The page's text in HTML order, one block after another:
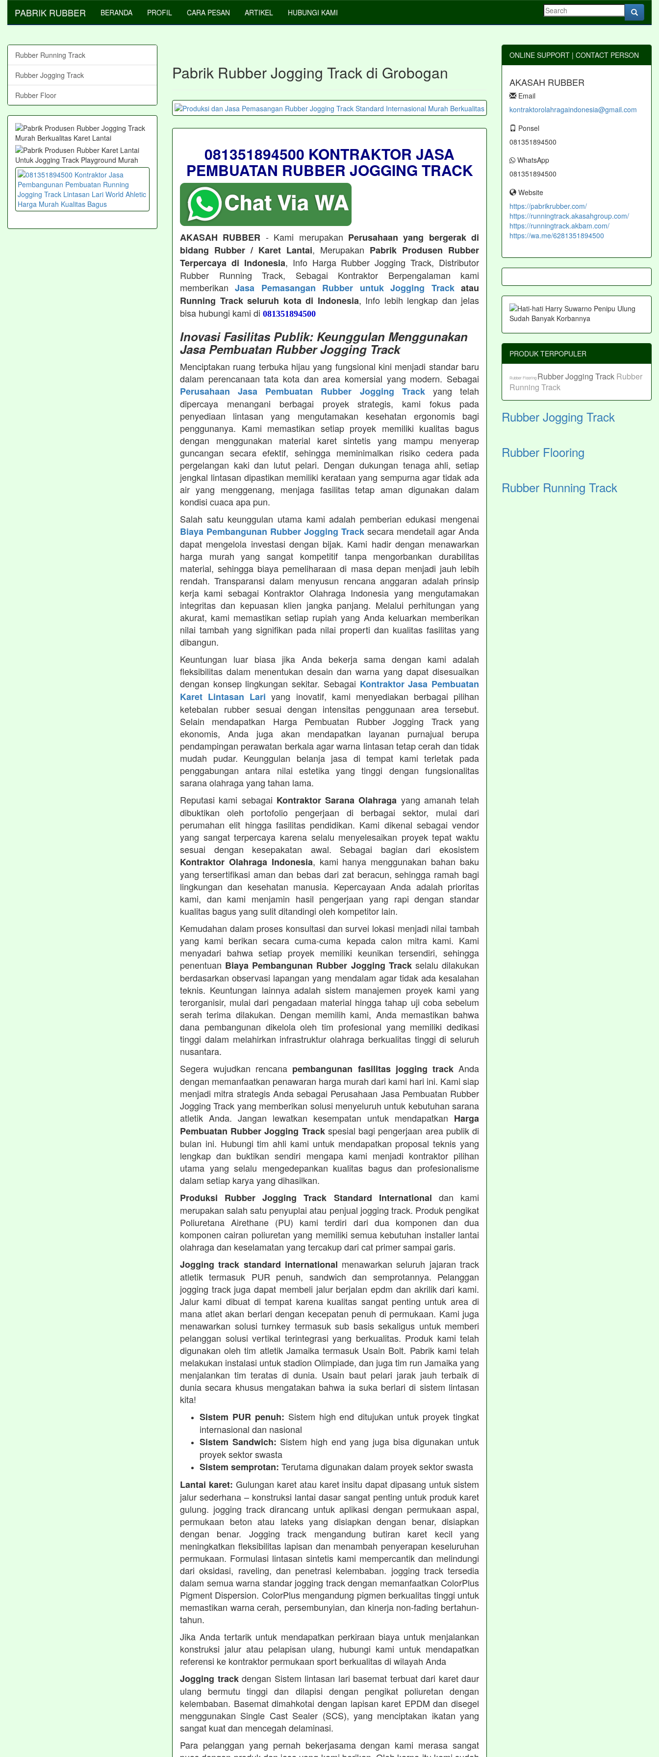
PABRIK RUBBER BERANDA PROFIL CARA PESAN ARTIKEL HUBUNGI KAMI
Pabrik Rubber Jogging Track di Grobogan
081351894500 KONTRAKTOR JASA
PEMBUATAN RUBBER JOGGING TRACK
AKASAH RUBBER - Kami merupakan Perusahaan yang bergerak di
bidang Rubber / Karet Lantai, Merupakan Pabrik Produsen Rubber
Terpercaya di Indonesia, Info Harga Rubber Jogging Track, Distributor
Rubber Running Track, Sebagai Kontraktor Berpengalaman kami
memberikanJasa Pemasangan Rubber untuk Jogging Trackatau
Running Track seluruh kota di Indonesia, Info lebih lengkap dan jelas
bisa hubungi kami di 081351894500
Inovasi Fasilitas Publik: Keunggulan Menggunakan
Jasa Pembuatan Rubber Jogging Track
Menciptakan ruang terbuka hijau yang fungsional kini menjadi standar baru
dalam perencanaan tata kota dan area komersial yang modern. Sebagai
Perusahaan Jasa Pembuatan Rubber Jogging Trackyang telah
dipercaya menangani berbagai proyek strategis, kami fokus pada
penyediaan lintasan yang mengutamakan kesehatan ergonomis bagi
penggunanya. Kami memastikan setiap proyek memiliki kualitas bagus
dengan menggunakan material karet sintetis yang mampu menyerap
guncangan secara efektif, sehingga meminimalkan risiko cedera pada
pergelangan kaki dan lutut pelari. Dengan dukungan tenaga ahli, setiap
jengkal lintasan dipastikan memiliki kerataan yang sempurna agar tidak ada
air yang menggenang, menjaga fasilitas tetap aman digunakan dalam
kondisi cuaca apa pun.
Salah satu keunggulan utama kami adalah pemberian edukasi mengenai
Biaya Pembangunan Rubber Jogging Track secara mendetail agar Anda
dapat mengelola investasi dengan bijak. Kami hadir dengan menawarkan
harga murah yang sangat kompetitif tanpa mengorbankan durabilitas
material, sehingga biaya pemeliharaan di masa depan menjadi jauh lebih
rendah. Transparansi dalam menyusun rencana anggaran adalah prinsip
kerja kami sebagai Kontraktor Olahraga Indonesia yang mengutamakan
integritas dan kepuasan klien jangka panjang. Melalui perhitungan yang
akurat, kami memastikan setiap rupiah yang Anda keluarkan memberikan
nilai tambah yang signifikan pada nilai properti dan kualitas fasilitas yang
dibangun.
Keuntungan luar biasa jika Anda bekerja sama dengan kami adalah
fleksibilitas dalam menentukan desain dan warna yang dapat disesuaikan
dengan konsep lingkungan sekitar. Sebagai Kontraktor Jasa Pembuatan
Karet Lintasan Lari yang inovatif, kami menyediakan berbagai pilihan
ketebalan rubber sesuai dengan intensitas penggunaan area tersebut.
Selain mendapatkan Harga Pembuatan Rubber Jogging Track yang
ekonomis, Anda juga akan mendapatkan layanan purnajual berupa
pendampingan perawatan berkala agar warna lintasan tetap cerah dan tidak
mudah pudar. Keunggulan belanja jasa di tempat kami terletak pada
penggabungan antara nilai estetika yang tinggi dengan fungsionalitas
sarana olahraga yang tahan lama.
Reputasi kami sebagai Kontraktor Sarana Olahraga yang amanah telah
dibuktikan oleh portofolio pengerjaan di berbagai sektor, mulai dari
perumahan elit hingga fasilitas pendidikan. Kami dikenal sebagai vendor
yang sangat terpercaya karena selalu menyelesaikan proyek tepat waktu
sesuai dengan kesepakatan awal. Sebagai bagian dari ekosistem
Kontraktor Olahraga Indonesia, kami hanya menggunakan bahan baku
yang tersertifikasi aman dan bebas dari zat beracun, sehingga ramah bagi
lingkungan dan kesehatan manusia. Kepercayaan Anda adalah prioritas
kami, dan kami menjamin hasil pengerjaan yang rapi dengan standar
kualitas bagus yang sulit ditandingi oleh kompetitor lain.
Kemudahan dalam proses konsultasi dan survei lokasi menjadi nilai tambah
yang kami berikan secara cuma-cuma kepada calon mitra kami. Kami
menyadari bahwa setiap proyek memiliki keunikan tersendiri, sehingga
penentuan Biaya Pembangunan Rubber Jogging Trackselalu dilakukan
berdasarkan observasi lapangan yang mendalam agar tidak ada kesalahan
teknis. Keuntungan lainnya adalah sistem manajemen proyek kami yang
terorganisir, mulai dari pengadaan material hingga tahap uji coba sebelum
serah terima dilakukan. Dengan memilih kami, Anda memastikan bahwa
dana pembangunan dikelola oleh tim profesional yang memiliki dedikasi
tinggi dalam melahirkan infrastruktur olahraga berkualitas tinggi di seluruh
nusantara.
Segera wujudkan rencana pembangunan fasilitas jogging trackAnda
dengan memanfaatkan penawaran harga murah dari kami hari ini. Kami siap
menjadi mitra strategis Anda sebagai Perusahaan Jasa Pembuatan Rubber
Jogging Track yang memberikan solusi menyeluruh untuk kebutuhan sarana
atletik Anda. Jangan lewatkan kesempatan untuk mendapatkan Harga
Pembuatan Rubber Jogging Trackspesial bagi pengerjaan area publik di
bulan ini. Hubungi tim ahli kami untuk mendapatkan proposal teknis yang
lengkap dan buktikan sendiri mengapa kami menjadi kontraktor pilihan
utama yang selalu mengedepankan kualitas bagus dan profesionalisme
dalam setiap karya yang dihasilkan.
Produksi Rubber Jogging Track Standard International dan kami
merupakan salah satu penyuplai atau penjual jogging track. Produk pengikat
Poliuretana Airethane (PU) kami terdiri dari dua komponen dan dua
komponen cairan poliuretan yang memiliki semua kebutuhan installer lantai
olahraga dan keselamatan yang tercakup dari cat primer sampai garis.
Jogging track standard international menawarkan seluruh jajaran track
atletik termasuk PUR penuh, sandwich dan semprotannya. Pelanggan
jogging track juga dapat membeli jalur berjalan epdm dan akrilik dari kami.
Jalur kami dibuat di tempat karena kualitas sangat penting untuk area di
mana atlet akan berlari dengan kecepatan penuh di permukaan. Kami juga
menawarkan solusi turnkey termasuk sub basis sekaligus untuk memberi
pelanggan solusi vertikal terintegrasi yang berkualitas. Produk kami telah
digunakan oleh tim atletik Jamaika termasuk Usain Bolt. Pabrik kami telah
melakukan instalasi untuk stadion Olimpiade, dan juga tim run Jamaika yang
menjalankan tim teratas di dunia. Usain baut pelari jarak jauh terbaik di
dunia secara khusus mengatakan bahwa ia suka berlari di sistem lintasan
kita!
Sistem PUR penuh: Sistem high end ditujukan untuk proyek tingkat
internasional dan nasional
Sistem Sandwich: Sistem high end yang juga bisa digunakan untuk
proyek sektor swasta
Sistem semprotan: Terutama digunakan dalam proyek sektor swasta
Lantai karet: Gulungan karet atau karet insitu dapat dipasang untuk sistem
jalur sederhana – konstruksi lantai dasar sangat penting untuk produk karet
gulung. jogging track dirancang untuk aplikasi dengan permukaan aspal,
permukaan beton atau lateks yang disiapkan dengan benar, disiapkan
dengan benar. Jogging track mengandung butiran karet kecil yang
meningkatkan fleksibilitas lapisan dan menambah penyerapan keseluruhan
permukaan. Formulasi lintasan sintetis kami mempercantik dan melindungi
dari oksidasi, raveling, dan penetrasi kelembaban. jogging track tersedia
dalam semua warna standar jogging track dengan memanfaatkan ColorPlus
Pigment Dispersion. ColorPlus mengandung pigmen berkualitas tinggi untuk
memastikan warna cerah, persembunyian, dan kinerja non-fading bertahun-
tahun.
Jika Anda tertarik untuk mendapatkan perkiraan biaya untuk menjalankan
konstruksi jalur atau pelapisan ulang, hubungi kami untuk mendapatkan
referensi ke kontraktor permukaan sport berkualitas di wilayah Anda
Jogging trackdengan Sistem lintasan lari basemat terbuat dari karet daur
ulang bermutu tinggi dan dilapisi dengan pengikat poliuretan dengan
kelembaban. Basemat dimahkotai dengan lapisan karet EPDM dan disegel
menggunakan Single Cast Sealer (SCS), yang menciptakan ikatan yang
sangat kuat dan mencegah delaminasi.
Para pelanggan yang pernah bekerjasama dengan kami merasa sangat
Rubber Running Track
Rubber Jogging Track
Rubber Floor
ONLINE SUPPORT | CONTACT PERSON
AKASAH RUBBER
Email
kontraktorolahragaindonesia@gmail.com
Ponsel
081351894500
WhatsApp
081351894500
Website
https://pabrikrubber.com/
https://runningtrack.akasahgroup.com/
https://runningtrack.akbam.com/
https://wa.me/6281351894500
PRODUK TERPOPULER
Rubber Flooring Rubber Jogging Track Rubber
Running Track
Rubber Jogging Track
Rubber Flooring
Rubber Running Track